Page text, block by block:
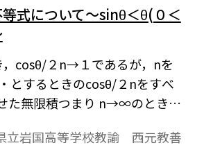
式について～sinθ＜θ(０＜
cosθ/２n→１であるが，nを
とするときのcosθ/２nをすべ
た無限積つまり n→∞のときの
限はどうなるのだろうか。 収
立岩国高等学校教諭 西元教善